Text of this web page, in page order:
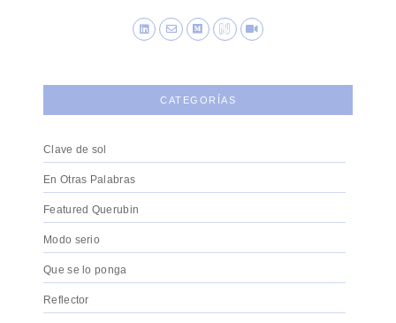
CATEGORÍAS
Clave de sol
En Otras Palabras
Featured Querubin
Modo serio
Que se lo ponga
Reflector